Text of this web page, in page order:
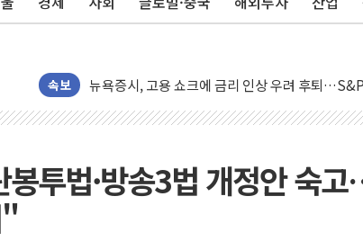
속보
한상협, 업계 개인정보 보안 새판 짠다…'자율규
트럼프, 쿡 연준 이사 해임 재추진…"26일까지 의
유럽증시, 美 고용 예상 밖 부진에 연준 금리 인
[종합] 이슬람 수니파 3국, '공동방위협정' 체결…
트럼프, 백신·자폐증 행정명령 검토…"이르면 다
투법·방송3법 개정안 숙